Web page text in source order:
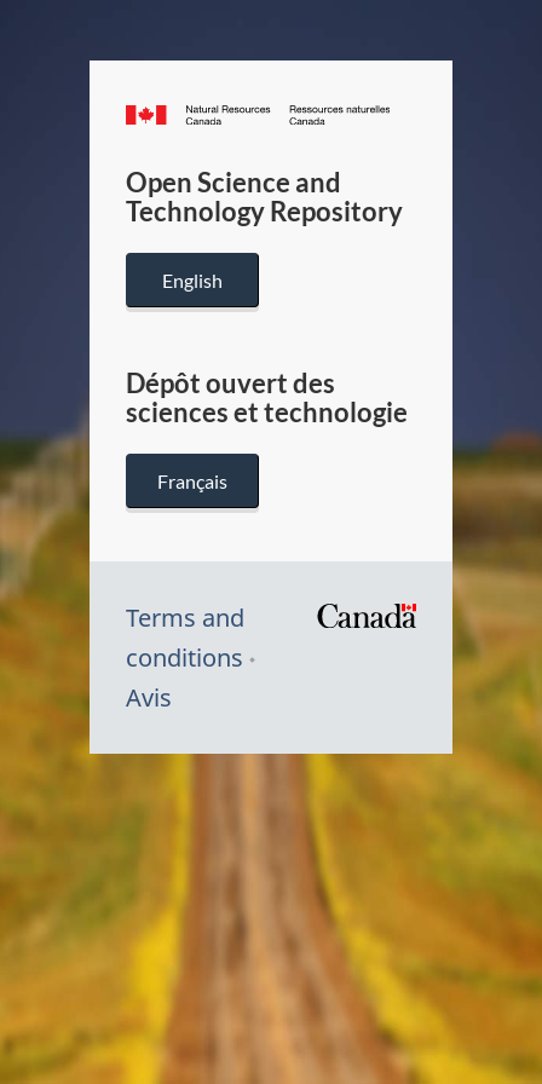
Canada.ca
/
Canada
Open Science and
Technology Repository
English
Dépôt ouvert des
sciences et technologie
Français
Terms and
conditions
Avis
Symbole
Canada